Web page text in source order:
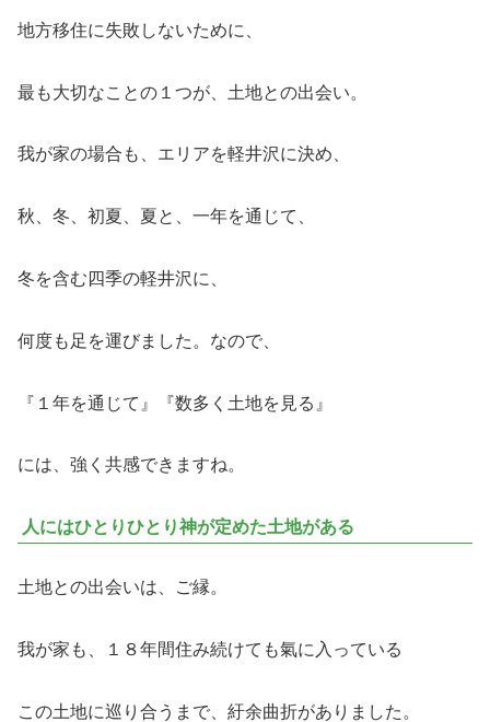
地方移住に失敗しないために、
最も大切なことの１つが、土地との出会い。
我が家の場合も、エリアを軽井沢に決め、
秋、冬、初夏、夏と、一年を通じて、
冬を含む四季の軽井沢に、
何度も足を運びました。なので、
『１年を通じて』『数多く土地を見る』
には、強く共感できますね。
人にはひとりひとり神が定めた土地がある
土地との出会いは、ご縁。
我が家も、１８年間住み続けても氣に入っている
この土地に巡り合うまで、紆余曲折がありました。